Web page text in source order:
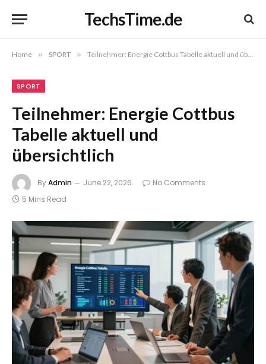
TechsTime.de
Home » SPORT » Teilnehmer: Energie Cottbus Tabelle aktuell und übersichtlich
SPORT
Teilnehmer: Energie Cottbus
Tabelle aktuell und
übersichtlich
ByAdmin June 22, 2026
No Comments
5 Mins Read